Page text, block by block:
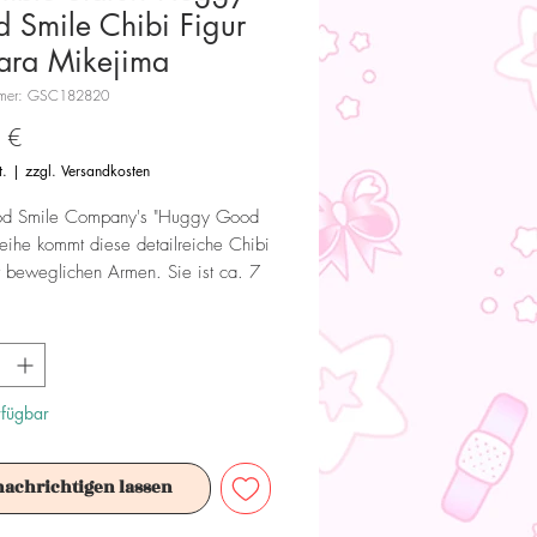
Smile Chibi Figur
Mikejima
GSC182820
€Preis
| zzgl. Versandkosten
Smile Company's "Huggy Good
kommt diese detailreiche Chibi
beweglichen Armen. Sie ist ca. 7
Produkt ist kein Spielzeug.
ab 15+ Jahren geeignet.
lassen